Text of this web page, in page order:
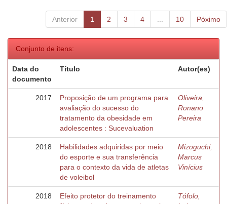
Anterior 1 2 3 4 10 Póximo
Conjunto de itens:
Data do
documento
Título Autor(es)
2017
Proposição de um programa para
avaliação do sucesso do
tratamento da obesidade em
adolescentes : Sucevaluation
Oliveira,
Ronano
Pereira
2018
Habilidades adquiridas por meio
do esporte e sua transferência
para o contexto da vida de atletas
de voleibol
Mizoguchi,
Marcus
Vinícius
2018
Efeito protetor do treinamento
Tófolo,